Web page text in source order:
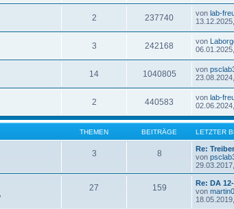
2 237740 von lab-
3 242168 von
14 1040805 von
2 440583 von lab-
THEMEN BEITRÄGE LETZTER
3 8
Re:
von
27 159
Re: DA
von